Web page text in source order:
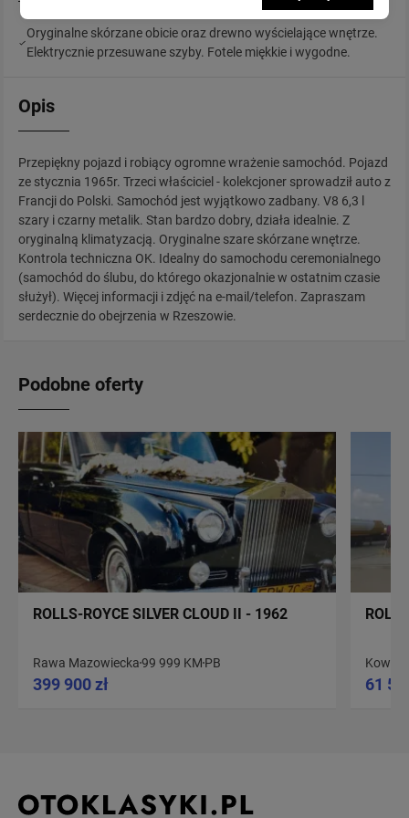
Oryginalne skórzane obicie oraz drewno wyścielające wnętrze.
Elektrycznie przesuwane szyby. Fotele miękkie i wygodne.
Opis
Przepiękny pojazd i robiący ogromne wrażenie samochód. Pojazd
ze stycznia 1965r. Trzeci właściciel - kolekcjoner sprowadził auto z
Francji do Polski. Samochód jest wyjątkowo zadbany. V8 6,3 l
szary i czarny metalik. Stan bardzo dobry, działa idealnie. Z
oryginalną klimatyzacją. Oryginalne szare skórzane wnętrze.
Kontrola techniczna OK. Idealny do samochodu ceremonialnego
(samochód do ślubu, do którego okazjonalnie w ostatnim czasie
służył). Więcej informacji i zdjęć na e-mail/telefon. Zapraszam
serdecznie do obejrzenia w Rzeszowie.
Podobne oferty
ROLLS-ROYCE SILVER CLOUD II - 1962
Rawa Mazowiecka99 999 KM PB
399 900 zł 61